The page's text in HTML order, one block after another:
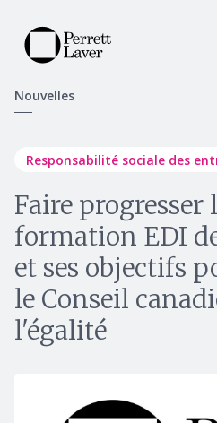
Nouvelles
Responsabilité sociale des
Faire progresser
formation EDI
et ses objectifs
le Conseil
l'égalité